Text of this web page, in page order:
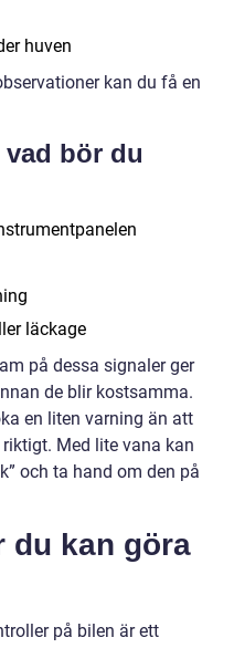
huven
kan du få en
bör du
läckage
på dessa signaler ger
de blir kostsamma.
en liten varning än att
Med lite vana kan
och ta hand om den på
du kan göra
på bilen är ett